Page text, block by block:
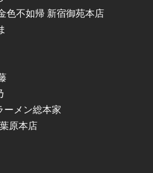
色不如帰 新宿御苑本店
ーメン総本家
原本店